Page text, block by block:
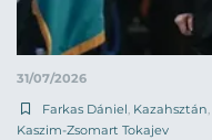
31/07/2026
Farkas Dániel, Kazahsztán,
Kaszim-Zsomart Tokajev